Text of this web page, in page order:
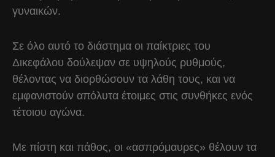
γυναικών.
Σε όλο αυτό το διάστημα οι παίκτριες του
Δικεφάλου δούλεψαν σε υψηλούς ρυθμούς,
θέλοντας να διορθώσουν τα λάθη τους, και να
εμφανιστούν απόλυτα έτοιμες στις συνθήκες ενός
τέτοιου αγώνα.
Με πίστη και πάθος, οι «ασπρόμαυρες» θέλουν τα